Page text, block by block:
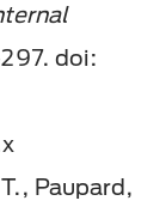
doi:
Paupard,